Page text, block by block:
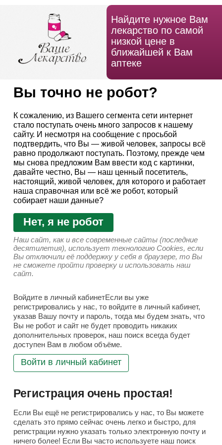
Найдите нужное Вам
лекарство по самой
низкой цене в
ближайшей к Вам
аптеке
Вы точно не робот?
К сожалению, из Вашего сегмента сети интернет
стало поступать очень много запросов к нашему
сайту. И несмотря на сообщение с просьбой
подтвердить, что Вы — живой человек, запросы всё
равно продолжают поступать. Поэтому, прежде чем
мы снова предложим Вам ввести код с картинки,
давайте честно, Вы — наш ценный посетитель,
настоящий, живой человек, для которого и работает
наша справочная или всё же робот, который
собирает наши данные?
Нет, я не робот
Наш сайт, как и все современные сайты (последние
десятилетия), использует технологию Cookies, если
Вы отключили её поддержку у себя в браузере, то Вы
не сможете пройти проверку и использовать наш
сайт.
Войдите в личный кабинетЕсли вы уже
регистрировались у нас, то войдите в личный кабинет,
указав Вашу почту и пароль, тогда мы будем знать, что
Вы не робот и сайт не будет проводить никаких
дополнительных проверок, наш поиск всегда будет
доступен Вам в любом объёме.
Войти в личный кабинет
Регистрация очень простая!
Если Вы ещё не регистрировались у нас, то Вы можете
сделать это прямо сейчас очень легко и быстро, для
регистрации нужно указать только электронную почту и
ничего более! Если Вы часто используете наш поиск